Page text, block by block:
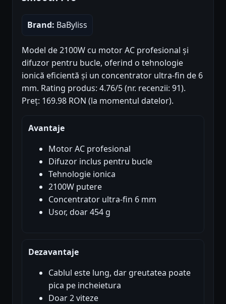
Brand: BaByliss
Model de 2100W cu motor AC profesional și
difuzor pentru bucle, oferind o tehnologie
ionică eficientă și un concentrator ultra-fin de 6
mm. Rating produs: 4.76/5 (nr. recenzii: 91).
Preț: 169.98 RON (la momentul datelor).
Avantaje
Motor AC profesional
Difuzor inclus pentru bucle
Tehnologie ionica
2100W putere
Concentrator ultra-fin 6 mm
Usor, doar 454 g
Dezavantaje
Cablul este lung, dar greutatea poate
pica pe incheietura
Doar 2 viteze